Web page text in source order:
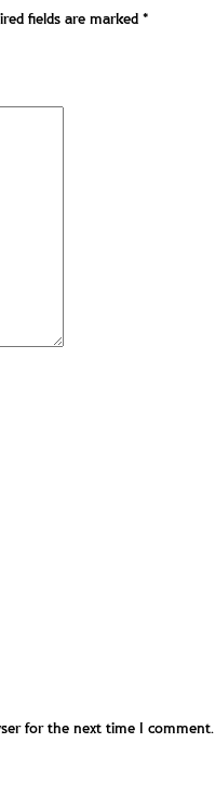
fields are marked*
for the next time I comment.